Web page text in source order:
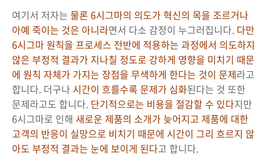
여기서 저자는 물론 6시그마의 의도가 혁신의 목을 조르거나
아예 죽이는 것은 아니라면서 다소 감정이 누그러집니다. 다만
6시그마 원칙을 프로세스 전반에 적용하는 과정에서 의도하지
않은 부정적 결과가 지나칠 정도로 강하게 영향을 미치기 때문
에 원칙 자체가 가지는 장점을 무색하게 한다는 것이 문제라고
합니다. 더구나 시간이 흐를수록 문제가 심화된다는 것 또한
문제라고도 합니다. 단기적으로는 비용을 절감할 수 있다지만
6시그마로 인해 새로운 제품의 소개가 늦어지고 제품에 대한
고객의 반응이 실망으로 비치기 때문에 시간이 그리 흐르지 않
아도 부정적 결과는 눈에 보이게 된다고 합니다.